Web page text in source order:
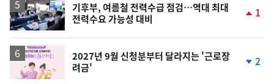
기후부, 여름철 전력수급 점검…역대 최대
전력수요 가능성 대비
상
1
2027년 9월 신청분부터 달라지는 '근로장
려금'
2